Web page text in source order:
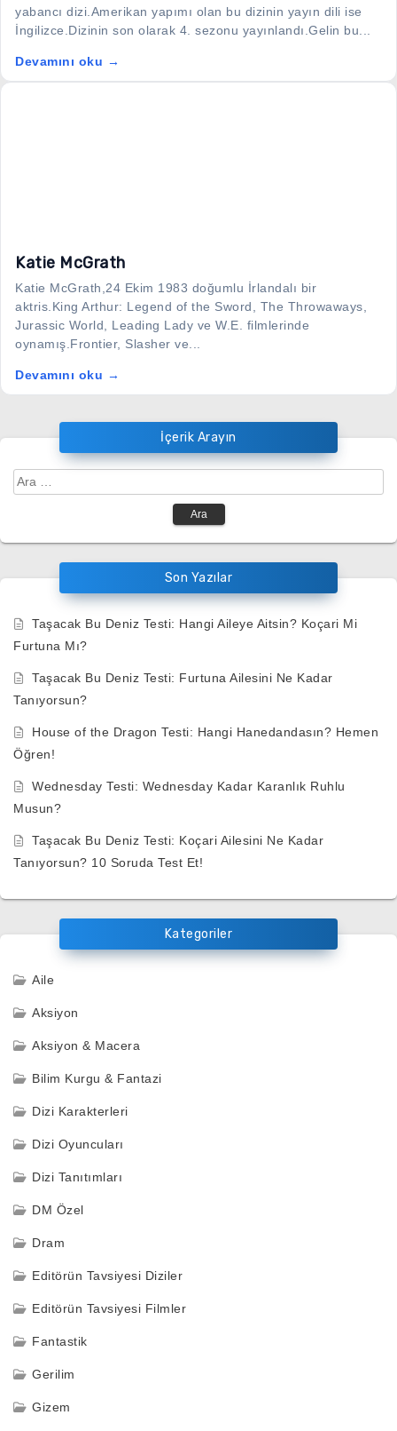
yabancı dizi.Amerikan yapımı olan bu dizinin yayın dili ise
İngilizce.Dizinin son olarak 4. sezonu yayınlandı.Gelin bu...
Devamını oku →
Katie McGrath
Katie McGrath,24 Ekim 1983 doğumlu İrlandalı bir
aktris.King Arthur: Legend of the Sword, The Throwaways,
Jurassic World, Leading Lady ve W.E. filmlerinde
oynamış.Frontier, Slasher ve...
Devamını oku →
İçerik Arayın
Arama:
Son Yazılar
Taşacak Bu Deniz Testi: Hangi Aileye Aitsin? Koçari Mi
Furtuna Mı?
Taşacak Bu Deniz Testi: Furtuna Ailesini Ne Kadar
Tanıyorsun?
House of the Dragon Testi: Hangi Hanedandasın? Hemen
Öğren!
Wednesday Testi: Wednesday Kadar Karanlık Ruhlu
Musun?
Taşacak Bu Deniz Testi: Koçari Ailesini Ne Kadar
Tanıyorsun? 10 Soruda Test Et!
Kategoriler
Aile
Aksiyon
Aksiyon & Macera
Bilim Kurgu & Fantazi
Dizi Karakterleri
Dizi Oyuncuları
Dizi Tanıtımları
DM Özel
Dram
Editörün Tavsiyesi Diziler
Editörün Tavsiyesi Filmler
Fantastik
Gerilim
Gizem